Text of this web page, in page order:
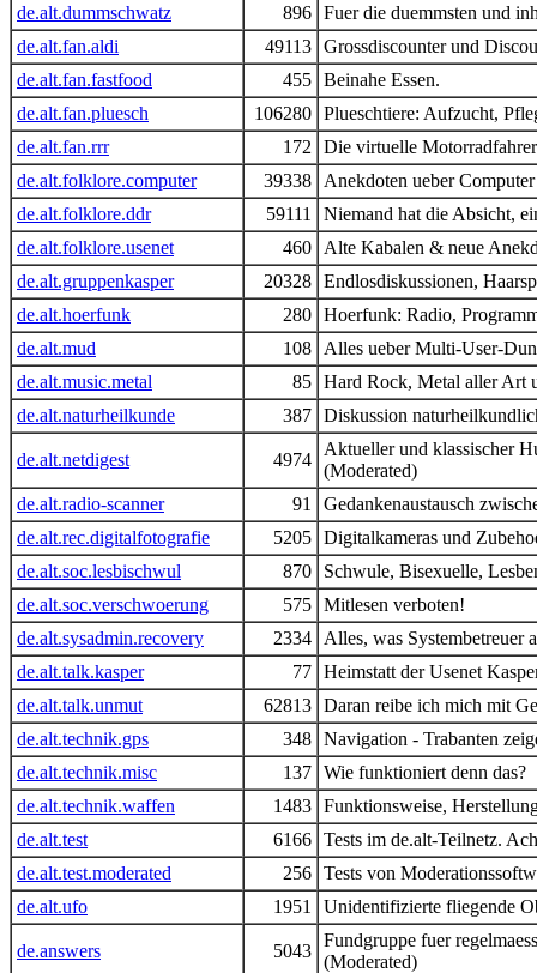
de.alt.dummschwatz
896 Fuer die duemmsten und
de.alt.fan.aldi
49113 Grossdiscounter und
de.alt.fan.fastfood
455 Beinahe Essen.
de.alt.fan.pluesch
106280 Plueschtiere: Aufzucht,
de.alt.fan.rrr
172
Die virtuelle
de.alt.folklore.computer
39338
Anekdoten ueber
de.alt.folklore.ddr
59111
Niemand hat die Absicht,
de.alt.folklore.usenet
460
Alte Kabalen & neue
de.alt.gruppenkasper
20328 Endlosdiskussionen,
de.alt.hoerfunk
280 Hoerfunk: Radio,
de.alt.mud
108
Alles ueber Multi-User-
de.alt.music.metal
85 Hard Rock, Metal aller Art
de.alt.naturheilkunde
387 Diskussion
de.alt.netdigest 4974
Aktueller und klassischer
(Moderated)
de.alt.radio-scanner
91
Gedankenaustausch
de.alt.rec.digitalfotografie
5205 Digitalkameras und
de.alt.soc.lesbischwul
870
Schwule, Bisexuelle,
de.alt.soc.verschwoerung
575 Mitlesen verboten!
de.alt.sysadmin.recovery
2334
Alles, was Systembetreuer
de.alt.talk.kasper
77 Heimstatt der Usenet
de.alt.talk.unmut
62813 Daran reibe ich mich mit
de.alt.technik.gps
348 Navigation - Trabanten
de.alt.technik.misc
137 Wie funktioniert denn das?
de.alt.technik.waffen
1483 Funktionsweise,
de.alt.test
6166 Tests im de.alt-Teilnetz.
de.alt.test.moderated
256 Tests von
de.alt.ufo
1951 Unidentifizierte fliegende
de.answers 5043
Fundgruppe fuer
(Moderated)